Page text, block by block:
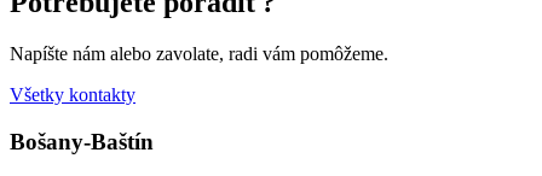
Napíšte nám alebo zavolate, radi vám pomôžeme.
Všetky kontakty
Bošany-Baštín